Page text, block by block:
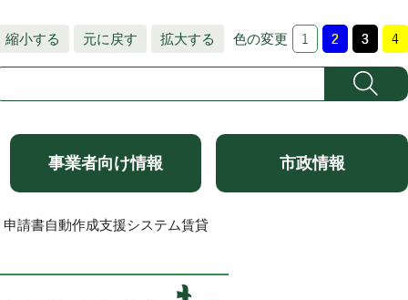
縮小する 元に戻す 拡大する 色の変更
事業者向け情報 市政情報
請書自動作成支援システム賃貸